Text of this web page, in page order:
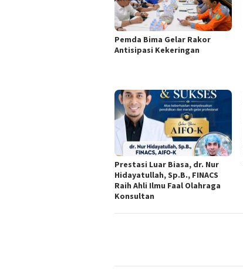
Pemda Bima Gelar Rakor
Antisipasi Kekeringan
Prestasi Luar Biasa, dr. Nur
Hidayatullah, Sp.B., FINACS
Raih Ahli Ilmu Faal Olahraga
Konsultan